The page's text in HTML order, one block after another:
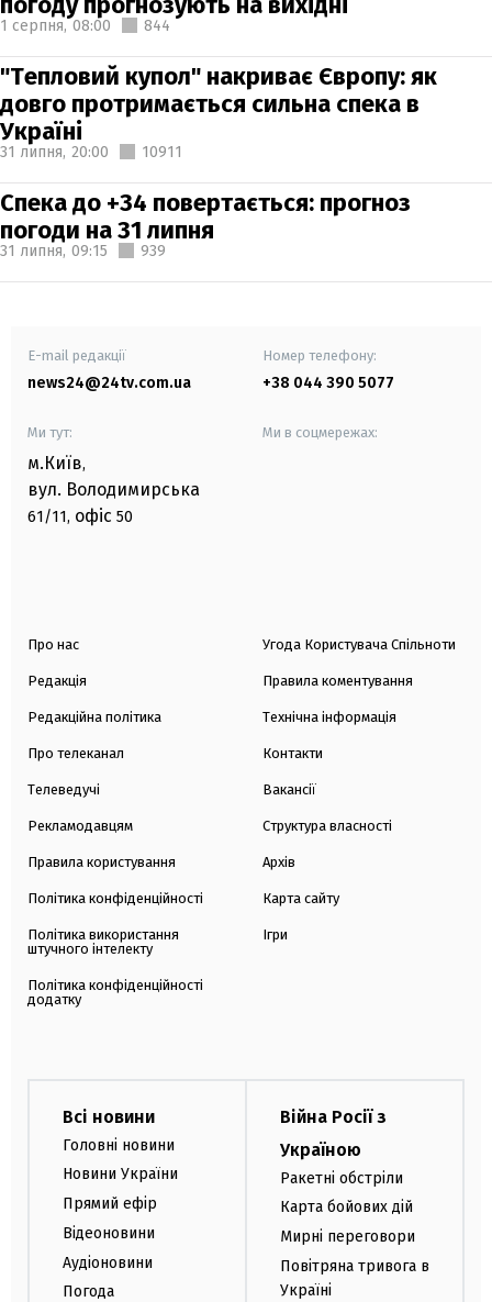
1 серпня, 08:00 844
"Тепловий купол" накриває Європу: як
довго протримається сильна спека в
Україні
31 липня, 20:00 10911
Спека до +34 повертається: прогноз
погоди на 31 липня
31 липня, 09:15 939
E-mail редакції
news24@24tv.com.ua
Номер телефону:
+38 044 390 5077
Ми тут:
м.Київ,
вул. Володимирська
61/11, офіс 50
Ми в соцмережах:
Про нас
Редакція
Редакційна політика
Про телеканал
Телеведучі
Рекламодавцям
Правила користування
Політика конфіденційності
Політика використання
штучного інтелекту
Політика конфіденційності
додатку
Угода Користувача Спільноти
Правила коментування
Технічна інформація
Контакти
Вакансії
Структура власності
Архів
Карта сайту
Ігри
Всі новини
Головні новини
Новини України
Прямий ефір
Відеоновини
Аудіоновини
Погода
Війна Росії з
Україною
Ракетні обстріли
Карта бойових дій
Мирні переговори
Повітряна тривога в
Україні